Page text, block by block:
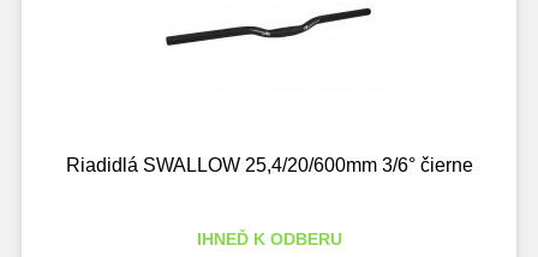
Riadidlá SWALLOW 25,4/20/600mm 3/6° čierne
IHNEĎ K ODBERU